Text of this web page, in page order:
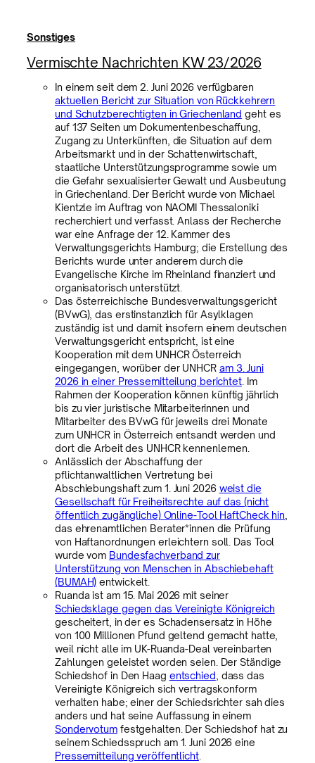
Sonstiges
Vermischte Nachrichten KW 23/2026
In einem seit dem 2. Juni 2026 verfügbaren
aktuellen Bericht zur Situation von Rückkehrern
und Schutzberechtigten in Griechenland geht es
auf 137 Seiten um Dokumentenbeschaffung,
Zugang zu Unterkünften, die Situation auf dem
Arbeitsmarkt und in der Schattenwirtschaft,
staatliche Unterstützungsprogramme sowie um
die Gefahr sexualisierter Gewalt und Ausbeutung
in Griechenland. Der Bericht wurde von Michael
Kientzle im Auftrag von NAOMI Thessaloniki
recherchiert und verfasst. Anlass der Recherche
war eine Anfrage der 12. Kammer des
Verwaltungsgerichts Hamburg; die Erstellung des
Berichts wurde unter anderem durch die
Evangelische Kirche im Rheinland finanziert und
organisatorisch unterstützt.
Das österreichische Bundesverwaltungsgericht
(BVwG), das erstinstanzlich für Asylklagen
zuständig ist und damit insofern einem deutschen
Verwaltungsgericht entspricht, ist eine
Kooperation mit dem UNHCR Österreich
eingegangen, worüber der UNHCR am 3. Juni
2026 in einer Pressemitteilung berichtet . Im
Rahmen der Kooperation können künftig jährlich
bis zu vier juristische Mitarbeiterinnen und
Mitarbeiter des BVwG für jeweils drei Monate
zum UNHCR in Österreich entsandt werden und
dort die Arbeit des UNHCR kennenlernen.
Anlässlich der Abschaffung der
pflichtanwaltlichen Vertretung bei
Abschiebungshaft zum 1. Juni 2026 weist die
Gesellschaft für Freiheitsrechte auf das (nicht
öffentlich zugängliche) Online-Tool HaftCheck hin
das ehrenamtlichen Berater*innen die Prüfung
von Haftanordnungen erleichtern soll. Das Tool
wurde vom Bundesfachverband zur
Unterstützung von Menschen in Abschiebehaft
(BUMAH) entwickelt.
Ruanda ist am 15. Mai 2026 mit seiner
Schiedsklage gegen das Vereinigte Königreich
gescheitert, in der es Schadensersatz in Höhe
von 100 Millionen Pfund geltend gemacht hatte,
weil nicht alle im UK-Ruanda-Deal vereinbarten
Zahlungen geleistet worden seien. Der Ständige
Schiedshof in Den Haag entschied , dass das
Vereinigte Königreich sich vertragskonform
verhalten habe; einer der Schiedsrichter sah dies
anders und hat seine Auffassung in einem
Sondervotumfestgehalten. Der Schiedshof hat zu
seinem Schiedsspruch am 1. Juni 2026 eine
Pressemitteilung veröffentlicht.